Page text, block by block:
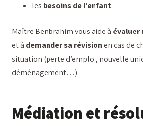
les besoins de l’enfant.
Maître Benbrahim vous aide à évaluer
et à demander sa révisionen cas de
situation (perte d’emploi, nouvelle
déménagement…).
Médiation et